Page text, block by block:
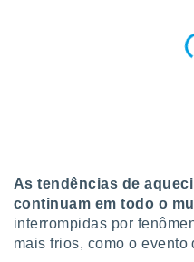
cookies,
a
site
Neste
lo de
As tendências de
continuam em todo o
interrompidas por
mais frios, como o